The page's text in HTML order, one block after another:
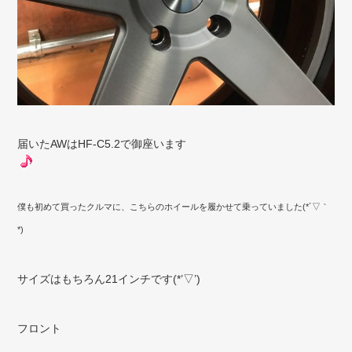
届いたAWはHF-C5.2で御座います
僕も初めて買ったクルマに、こちらのホイールを履かせて乗っていました(*´▽｀
*)
サイズはもちろん21インチです(*’▽’)
フロント